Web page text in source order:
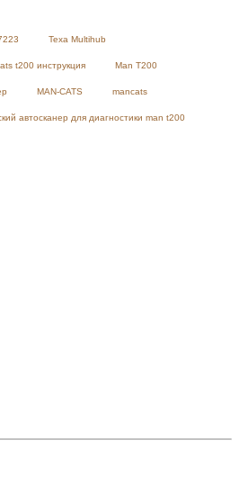
Texa Multihub
t200 инструкция Man T200
MAN-CATS mancats
автосканер для диагностики man t200